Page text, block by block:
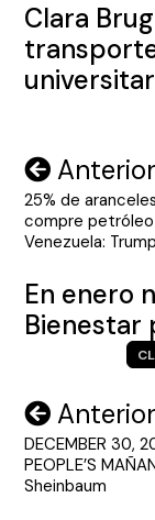
Clara
Navegación
de
entradas
Anterior
25% de
compre petróleo
Venezuela: Trump
En enero
Bienestar
Navegación
de
entradas
Anterior
DECEMBER 30,
PEOPLE’S
Sheinbaum